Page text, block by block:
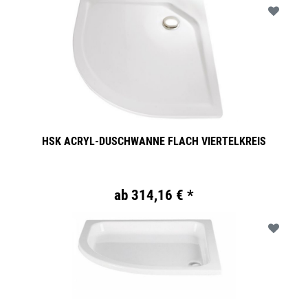
HSK ACRYL-DUSCHWANNE FLACH VIERTELKREIS
ab 314,16 € *